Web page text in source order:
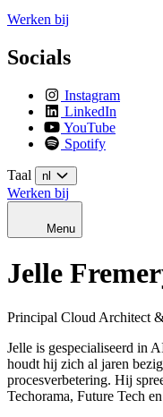
Werken bij
Socials
Instagram
LinkedIn
YouTube
Spotify
Taal nl
Werken bij
Menu
Jelle
Principal Cloud Architect
Jelle is gespecialiseerd in
houdt hij zich al jaren
procesverbetering. Hij
Techorama, Future Tech